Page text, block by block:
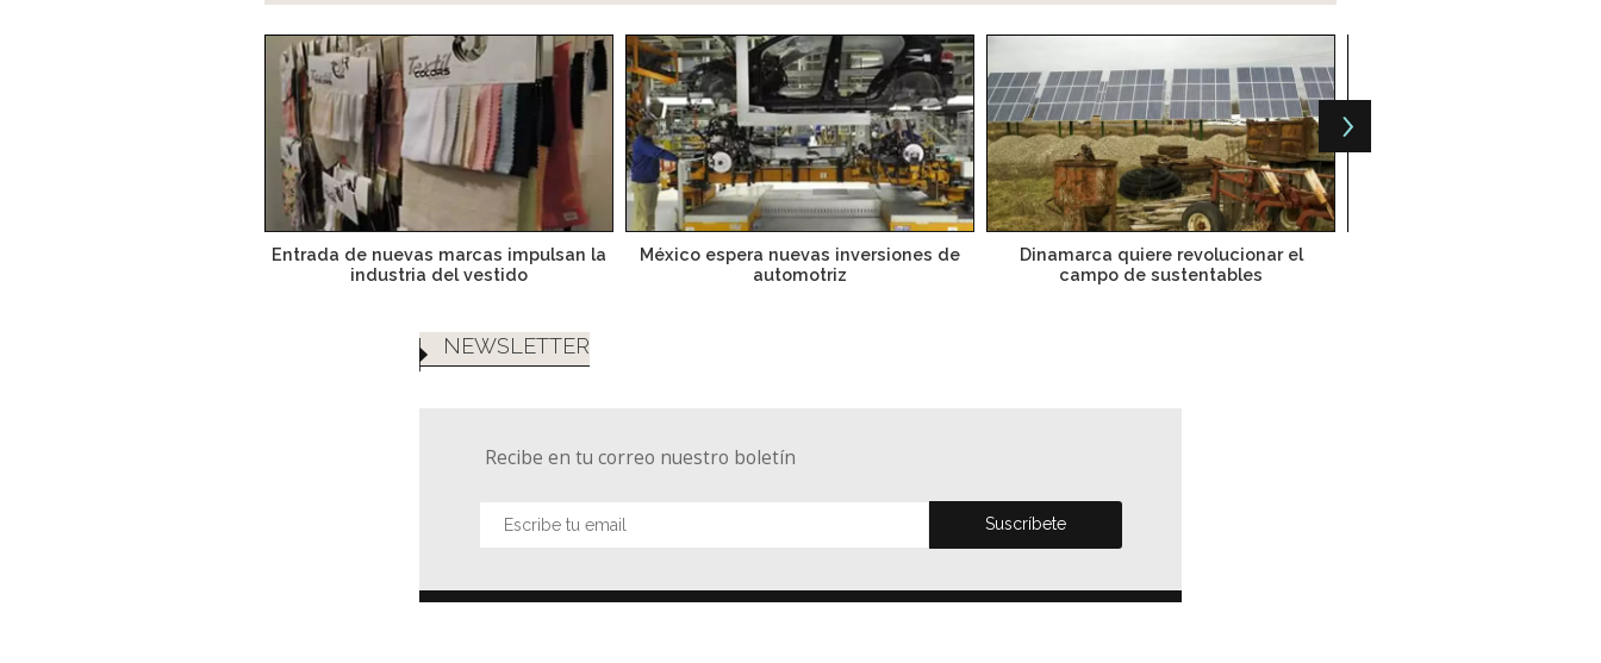
Entrada de nuevas marcas impulsan la
industria del vestido
México espera nuevas inversiones de
automotriz
Dinamarca quiere revolucionar el
campo de sustentables
NEWSLETTER
Recibe en tu correo nuestro boletín